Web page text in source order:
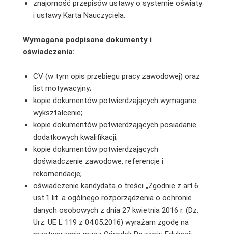
znajomość przepisów ustawy o systemie oświaty
i ustawy Karta Nauczyciela.
Wymagane podpisane dokumenty i
oświadczenia:
CV (w tym opis przebiegu pracy zawodowej) oraz
list motywacyjny;
kopie dokumentów potwierdzających wymagane
wykształcenie;
kopie dokumentów potwierdzających posiadanie
dodatkowych kwalifikacji;
kopie dokumentów potwierdzających
doświadczenie zawodowe, referencje i
rekomendacje;
oświadczenie kandydata o treści „Zgodnie z art.6
ust.1 lit. a ogólnego rozporządzenia o ochronie
danych osobowych z dnia 27 kwietnia 2016 r. (Dz.
Urz. UE L 119 z 04.05.2016) wyrażam zgodę na